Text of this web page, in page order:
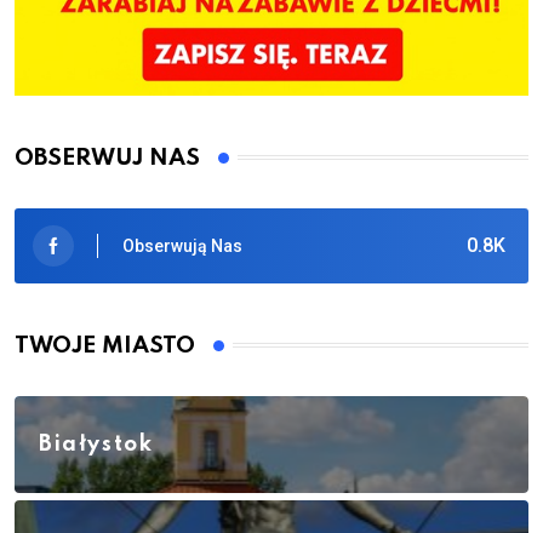
OBSERWUJ NAS
0.8K
Obserwują Nas
TWOJE MIASTO
Białystok